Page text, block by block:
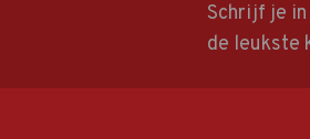
Schrijf je
de leukste